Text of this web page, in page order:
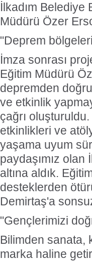
İlkadım Belediye
Müdürü Özer
"Deprem
İmza sonrası
Eğitim Müdürü
depremden
ve etkinlik
çağrı
etkinlikleri ve
yaşama uyum
paydaşımız olan
altına aldık.
desteklerden
Demirtaş'a
"Gençlerimizi
Bilimden sanata,
marka haline